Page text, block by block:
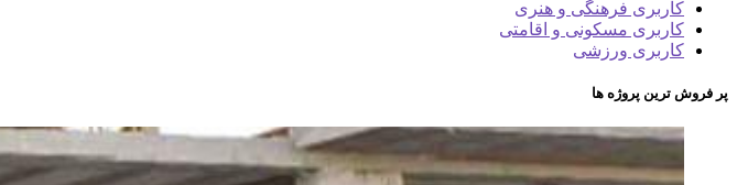
کاربری فرهنگی و هنری
کاربری مسکونی و اقامتی
کاربری ورزشی
پر فروش ترین پروژه ها